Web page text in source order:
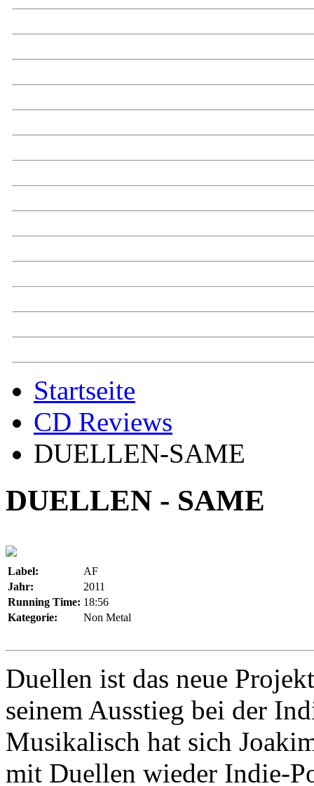
Startseite
CD Reviews
DUELLEN-SAME
DUELLEN - SAME
Label:
AF
Jahr:
2011
Running Time: 18:56
Kategorie:
Non Metal
Duellen ist das neue
seinem Ausstieg bei der
Musikalisch hat sich
mit Duellen wieder Indie-